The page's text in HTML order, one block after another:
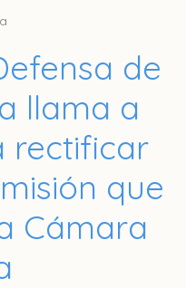
de
llama a
rectificar
que
Cámara